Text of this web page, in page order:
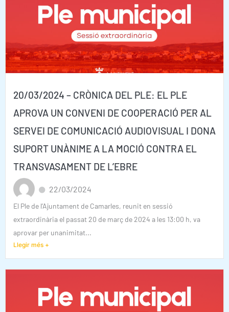
20/03/2024 – CRÒNICA DEL PLE: EL PLE
APROVA UN CONVENI DE COOPERACIÓ PER AL
SERVEI DE COMUNICACIÓ AUDIOVISUAL I DONA
SUPORT UNÀNIME A LA MOCIÓ CONTRA EL
TRANSVASAMENT DE L’EBRE
22/03/2024
El Ple de l’Ajuntament de Camarles, reunit en sessió
extraordinària el passat 20 de març de 2024 a les 13:00 h, va
aprovar per unanimitat...
Llegir més +